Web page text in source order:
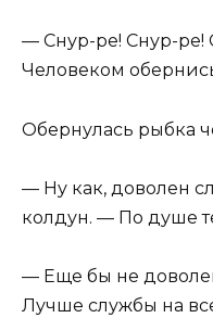
— Снур-ре! Снур-ре!
Человеком
Обернулась рыбка
— Ну как, доволен
колдун. — По душе
— Еще бы не
Лучше службы на